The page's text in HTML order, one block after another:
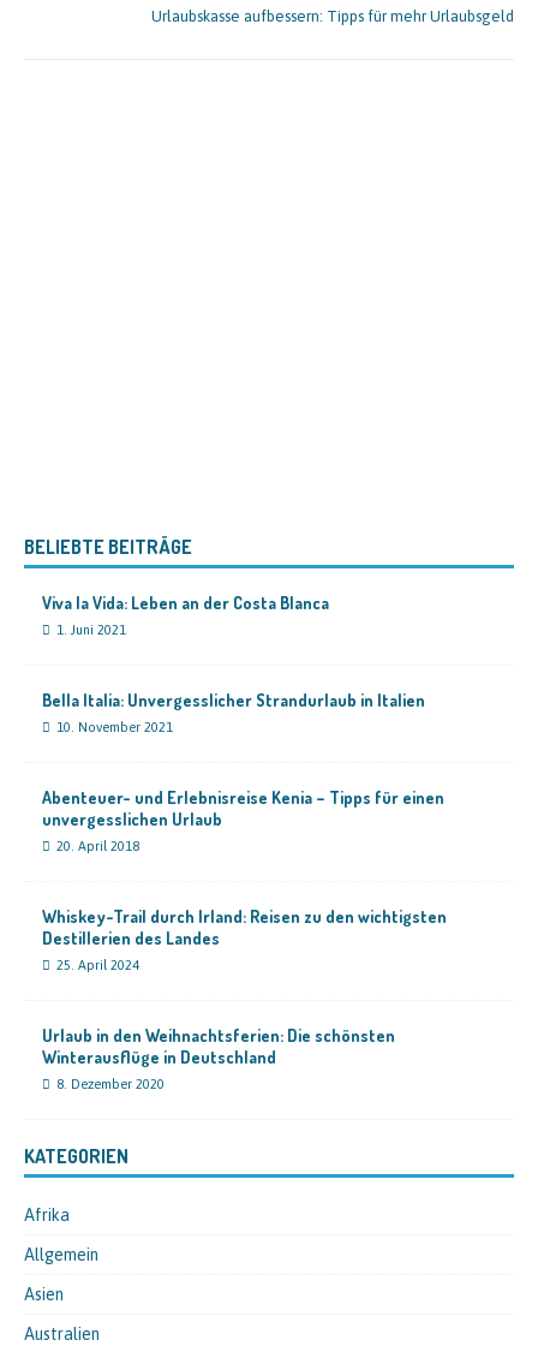
Urlaubskasse aufbessern: Tipps für mehr Urlaubsgeld
BELIEBTE BEITRÄGE
Viva la Vida: Leben an der Costa Blanca
1. Juni 2021
Bella Italia: Unvergesslicher Strandurlaub in Italien
10. November 2021
Abenteuer- und Erlebnisreise Kenia – Tipps für einen
unvergesslichen Urlaub
20. April 2018
Whiskey-Trail durch Irland: Reisen zu den wichtigsten
Destillerien des Landes
25. April 2024
Urlaub in den Weihnachtsferien: Die schönsten
Winterausflüge in Deutschland
8. Dezember 2020
KATEGORIEN
Afrika
Allgemein
Asien
Australien